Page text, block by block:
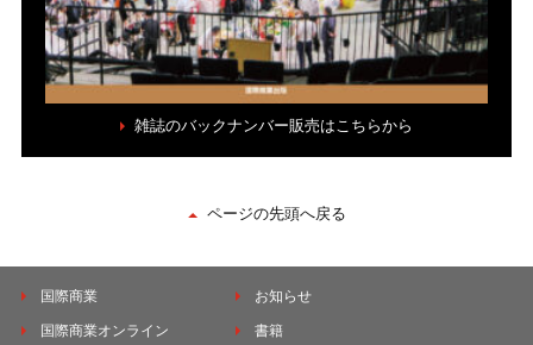
雑誌のバックナンバー販売はこちらから
ページの先頭へ戻る
国際商業
国際商業オンライン
お知らせ
書籍